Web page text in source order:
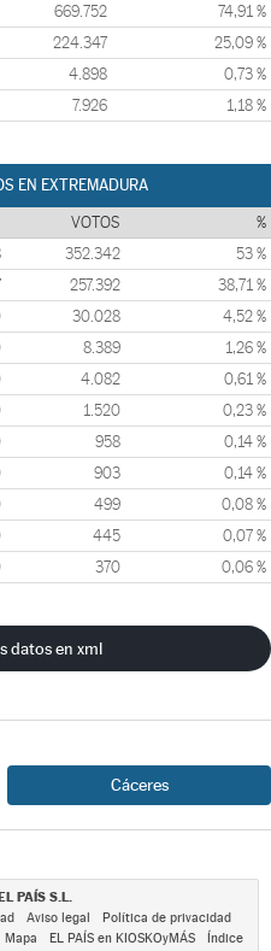
669.752 74,91 %
224.347 25,09 %
4.898 0,73 %
7.926 1,18 %
EN EXTREMADURA
VOTOS %
352.342 53 %
257.392 38,71 %
30.028 4,52 %
8.389 1,26 %
4.082 0,61 %
1.520 0,23 %
958 0,14 %
903 0,14 %
499 0,08 %
445 0,07 %
370 0,06 %
datos en xml
Cáceres
PAÍS S.L.
Aviso legal
Política de privacidad
Mapa EL PAÍS en KIOSKOyMÁS Índice